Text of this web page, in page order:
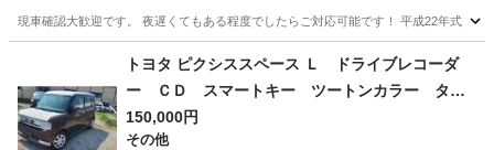
現車確認大歓迎です。 夜遅くてもある程度でしたらご対応可能です！ 平成22年式
八積駅 アルファード トヨタヴォクシー
トヨタ ピクシススペース Ｌ ドライブレコーダ
ー ＣＤ スマートキー ツートンカラー タイ
ヤホイール１４インチ 走行距離８５０００キロ
（車検整備付）
150,000円
その他